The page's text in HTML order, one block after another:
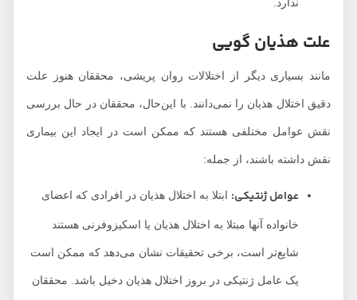
علت هذیان گویی
مانند بسیاری دیگر از اختلالات روان پریشی، محققان هنوز علت
دقیق اختلال هذیان را نمی‌دانند. با این‌حال، محققان در حال بررسی
نقش عوامل مختلفی هستند که ممکن است در ایجاد این بیماری
نقش داشته باشند، از جمله:
عوامل ژنتیکی:ابتلا به اختلال هذیان در افرادی که اعضای
خانواده آنها مبتلا به اختلال هذیان یا اسکیزوفرنی هستند
شایع‌تر است، برخی تحقیقات نشان می‌دهد که ممکن است
یک عامل ژنتیکی در بروز اختلال هذیان دخیل باشد. محققان